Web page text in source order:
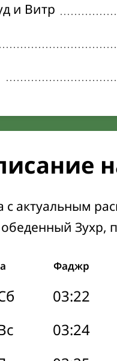
и Витр
с актуальным
Зухр,
Фаджр
03:22
03:24